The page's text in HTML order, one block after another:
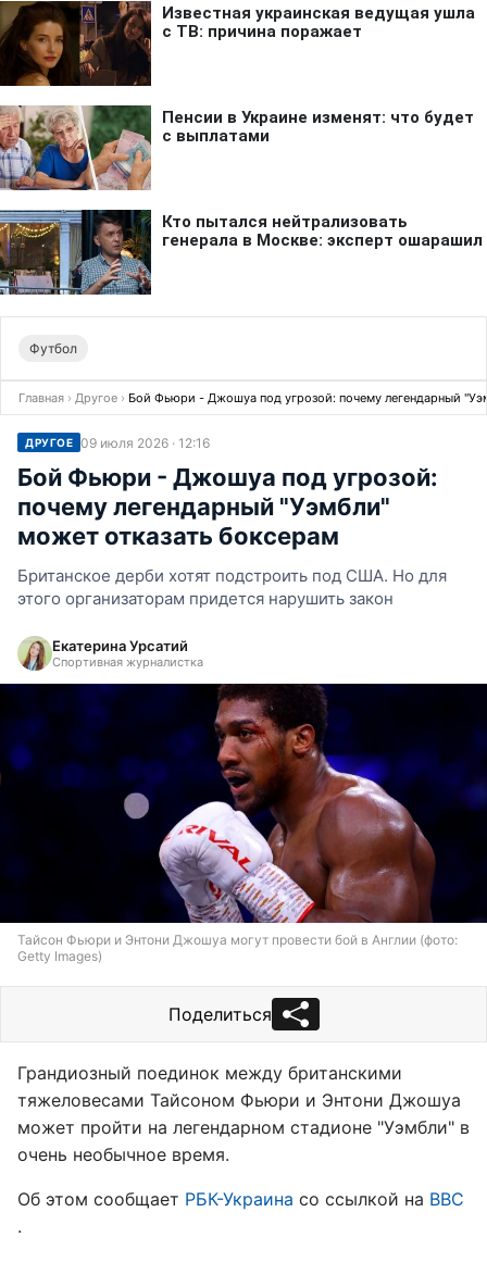
Футбол
Главная › Другое › Бой Фьюри - Джошуа под угрозой: почему легендарный
ДРУГОЕ 09 июля 2026 · 12:16
Бой Фьюри - Джошуа под угрозой:
почему легендарный "Уэмбли"
может отказать боксерам
Британское дерби хотят подстроить под США. Но для
этого организаторам придется нарушить закон
Екатерина Урсатий
Спортивная журналистка
Тайсон Фьюри и Энтони Джошуа могут провести бой в Англии (фото:
Getty Images)
Поделиться
Грандиозный поединок между британскими
тяжеловесами Тайсоном Фьюри и Энтони Джошуа
может пройти на легендарном стадионе "Уэмбли" в
очень необычное время.
Об этом сообщает РБК-Украина со ссылкой на BBC
.